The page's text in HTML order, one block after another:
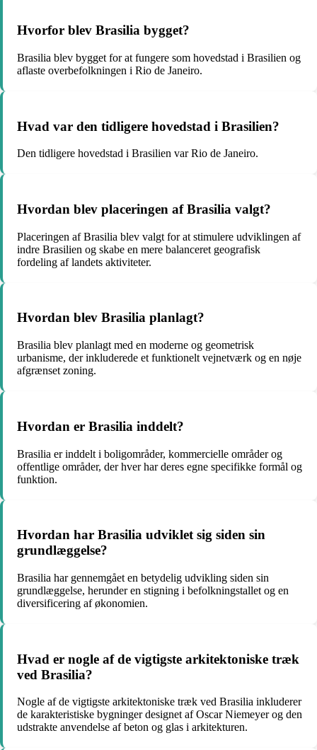
Hvorfor blev Brasilia bygget?
Brasilia blev bygget for at fungere som hovedstad i Brasilien og
aflaste overbefolkningen i Rio de Janeiro.
Hvad var den tidligere hovedstad i Brasilien?
Den tidligere hovedstad i Brasilien var Rio de Janeiro.
Hvordan blev placeringen af Brasilia valgt?
Placeringen af Brasilia blev valgt for at stimulere udviklingen af
indre Brasilien og skabe en mere balanceret geografisk
fordeling af landets aktiviteter.
Hvordan blev Brasilia planlagt?
Brasilia blev planlagt med en moderne og geometrisk
urbanisme, der inkluderede et funktionelt vejnetværk og en nøje
afgrænset zoning.
Hvordan er Brasilia inddelt?
Brasilia er inddelt i boligområder, kommercielle områder og
offentlige områder, der hver har deres egne specifikke formål og
funktion.
Hvordan har Brasilia udviklet sig siden sin
grundlæggelse?
Brasilia har gennemgået en betydelig udvikling siden sin
grundlæggelse, herunder en stigning i befolkningstallet og en
diversificering af økonomien.
Hvad er nogle af de vigtigste arkitektoniske træk
ved Brasilia?
Nogle af de vigtigste arkitektoniske træk ved Brasilia inkluderer
de karakteristiske bygninger designet af Oscar Niemeyer og den
udstrakte anvendelse af beton og glas i arkitekturen.